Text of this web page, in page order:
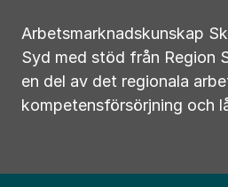
Arbetsmarknadskunskap
Syd med stöd från Region
en del av det regionala
kompetensförsörjning och